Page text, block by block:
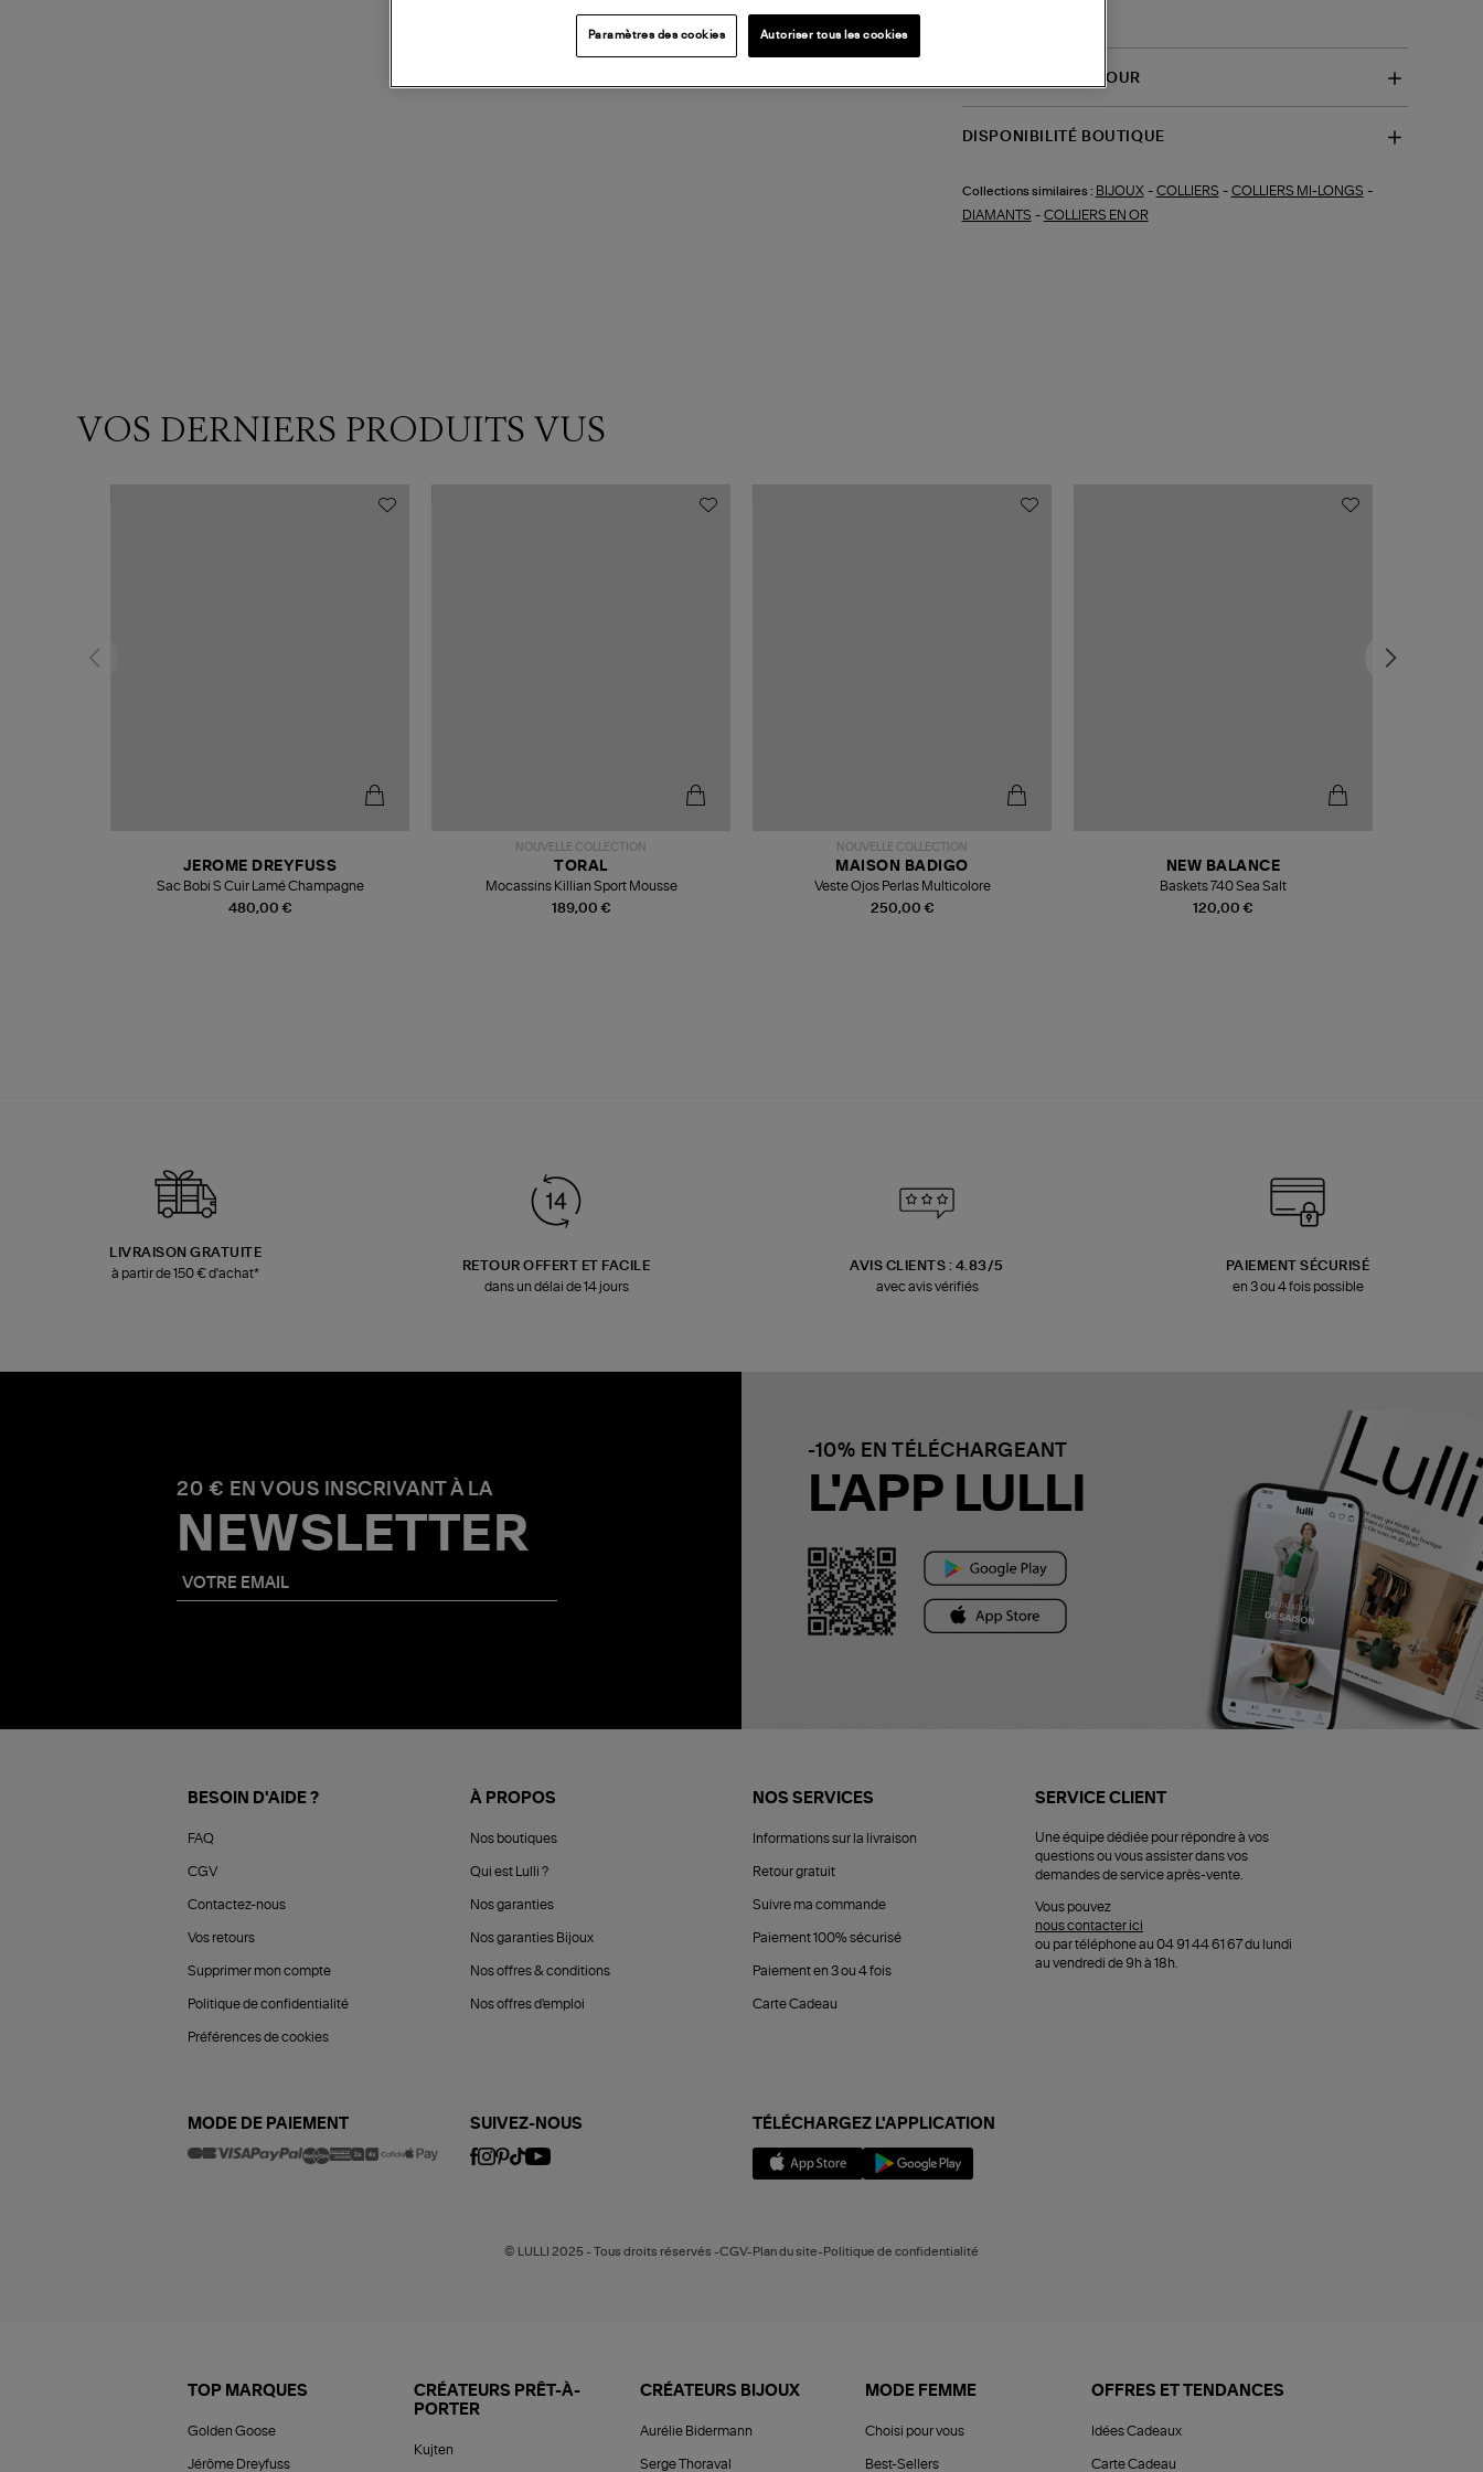
LIVRAISON ET RETOUR
DISPONIBILITÉ BOUTIQUE
Collections similaires : BIJOUX- COLLIERS - COLLIERS MI-LONGS -
DIAMANTS - COLLIERS EN OR
VOS DERNIERS PRODUITS VUS
480,00 €
JEROME DREYFUSS
Sac Bobi S Cuir Lamé Champagne
NOUVELLE COLLECTION
189,00 €
TORAL
Mocassins Killian Sport Mousse
NOUVELLE COLLECTION
250,00 €
MAISON BADIGO
Veste Ojos Perlas Multicolore
120,00 €
NEW BALANCE
Baskets 740 Sea Salt
LIVRAISON GRATUITE
à partir de 150 € d'achat*
RETOUR OFFERT ET FACILE
dans un délai de 14 jours
AVIS CLIENTS : 4.83/5
avec avis vérifiés
PAIEMENT SÉCURISÉ
en 3 ou 4 fois possible
20 € EN VOUS INSCRIVANT À LA
NEWSLETTER
-10% EN TÉLÉCHARGEANT
L'APP LULLI
BESOIN D'AIDE ?
FAQ
CGV
Contactez-nous
Vos retours
Supprimer mon compte
Politique de confidentialité
Préférences de cookies
À PROPOS
Nos boutiques
Qui est Lulli ?
Nos garanties
Nos garanties Bijoux
Nos offres & conditions
Nos offres d'emploi
NOS SERVICES
Informations sur la livraison
Retour gratuit
Suivre ma commande
Paiement 100% sécurisé
Paiement en 3 ou 4 fois
Carte Cadeau
SERVICE CLIENT
Une équipe dédiée pour répondre à vos
questions ou vous assister dans vos
demandes de service après-vente.
Vous pouvez
nous contacter ici
ou par téléphone au 04 91 44 61 67 du lundi
au vendredi de 9h à 18h.
MODE DE PAIEMENT SUIVEZ-NOUS TÉLÉCHARGEZ L'APPLICATION
© LULLI 2025 - Tous droits réservés -CGV-Plan du site-Politique de confidentialité
TOP MARQUES
Golden Goose
Jérôme Dreyfuss
CRÉATEURS PRÊT-À-
PORTER
Kujten
CRÉATEURS BIJOUX
Aurélie Bidermann
Serge Thoraval
MODE FEMME
Choisi pour vous
Best-Sellers
OFFRES ET TENDANCES
Idées Cadeaux
Carte Cadeau
Paramètres des cookies Autoriser tous les cookies